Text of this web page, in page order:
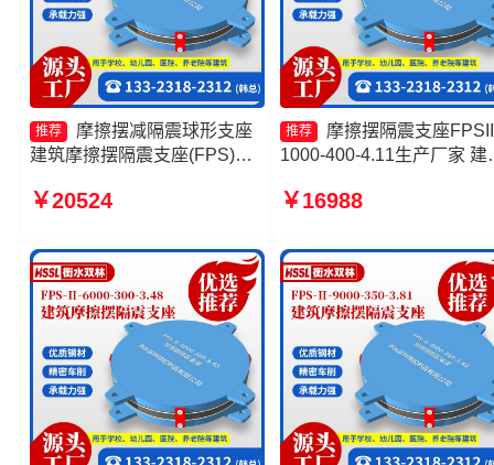
推荐
摩擦摆减隔震球形支座
建筑摩擦摆隔震支座(FPS)生
厂家 摩擦摆隔震支座FPSII-
￥20524
推荐
摩擦摆隔震支座
1000-400-4.11生产厂家 建
震支座FPSII-8000-300-
400-4.11
￥16988